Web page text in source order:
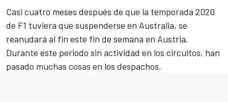
Casi cuatro meses después de que la temporada 2020
de F1 tuviera que suspenderse en Australia, se
reanudará al fin este fin de semana en Austria.
Durante este periodo sin actividad en los circuitos, han
pasado muchas cosas en los despachos.